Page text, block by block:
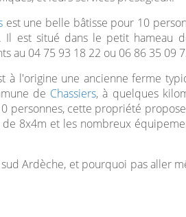
est une belle bâtisse pour 10
Il est situé dans le petit hameau
au 04 75 93 18 22 ou 06 86 35 09
à l'origine une ancienne ferme
de Chassiers, à quelques
personnes, cette propriété
8x4m et les nombreux
Ardèche, et pourquoi pas aller